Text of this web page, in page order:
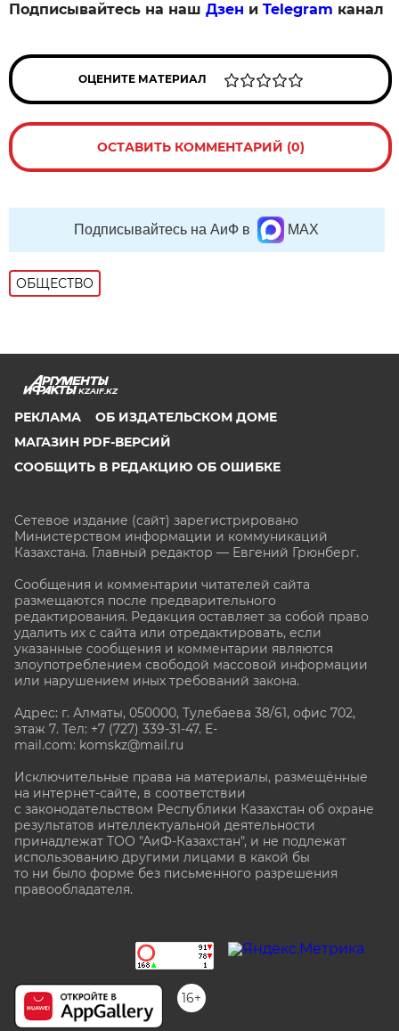
Подписывайтесь на нашДзен иTelegram канал
ОЦЕНИТЕ МАТЕРИАЛ
ОСТАВИТЬ КОММЕНТАРИЙ (0)
Подписывайтесь на АиФ в MAX
ОБЩЕСТВО
KZAIF.KZ
РЕКЛАМА
ОБ ИЗДАТЕЛЬСКОМ ДОМЕ
МАГАЗИН PDF-ВЕРСИЙ
СООБЩИТЬ В РЕДАКЦИЮ ОБ ОШИБКЕ
Сетевое издание (сайт) зарегистрировано
Министерством информации и коммуникаций
Казахстана. Главный редактор — Евгений Грюнберг.
Сообщения и комментарии читателей сайта
размещаются после предварительного
редактирования. Редакция оставляет за собой право
удалить их с сайта или отредактировать, если
указанные сообщения и комментарии являются
злоупотреблением свободой массовой информации
или нарушением иных требований закона.
Адрес: г. Алматы, 050000, Тулебаева 38/61, офис 702,
этаж 7. Тел: +7 (727) 339-31-47. E-
mail.com: komskz@mail.ru
Исключительные права на материалы, размещённые
на интернет-сайте, в соответствии
с законодательством Республики Казахстан об охране
результатов интеллектуальной деятельности
принадлежат ТОО "АиФ-Казахстан", и не подлежат
использованию другими лицами в какой бы
то ни было форме без письменного разрешения
правообладателя.
16+